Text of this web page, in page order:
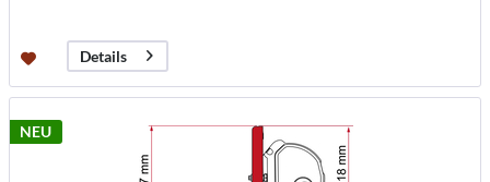
Details
NEU